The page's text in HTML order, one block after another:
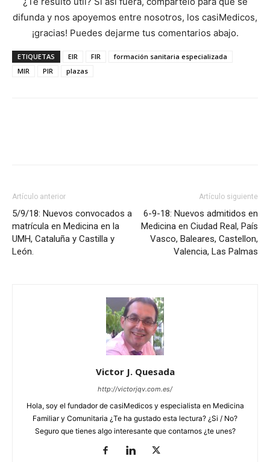
difunda y nos apoyemos entre nosotros, los casiMedicos,
¡gracias! Puedes dejarme tus comentarios abajo.
ETIQUETAS EIR FIR
formación sanitaria especializada
MIR
PIR plazas
Artículo anterior
5/9/18: Nuevos convocados a
matrícula en Medicina en la
UMH, Cataluña y Castilla y
León.
Artículo siguiente
6-9-18: Nuevos admitidos en
Medicina en Ciudad Real, País
Vasco, Baleares, Castellon,
Valencia, Las Palmas
Victor J. Quesada
http://victorjqv.com.es/
Hola, soy el fundador de casiMedicos y especialista en Medicina
Familiar y Comunitaria ¿Te ha gustado esta lectura? ¿Si / No?
Seguro que tienes algo interesante que contarnos ¿te unes?